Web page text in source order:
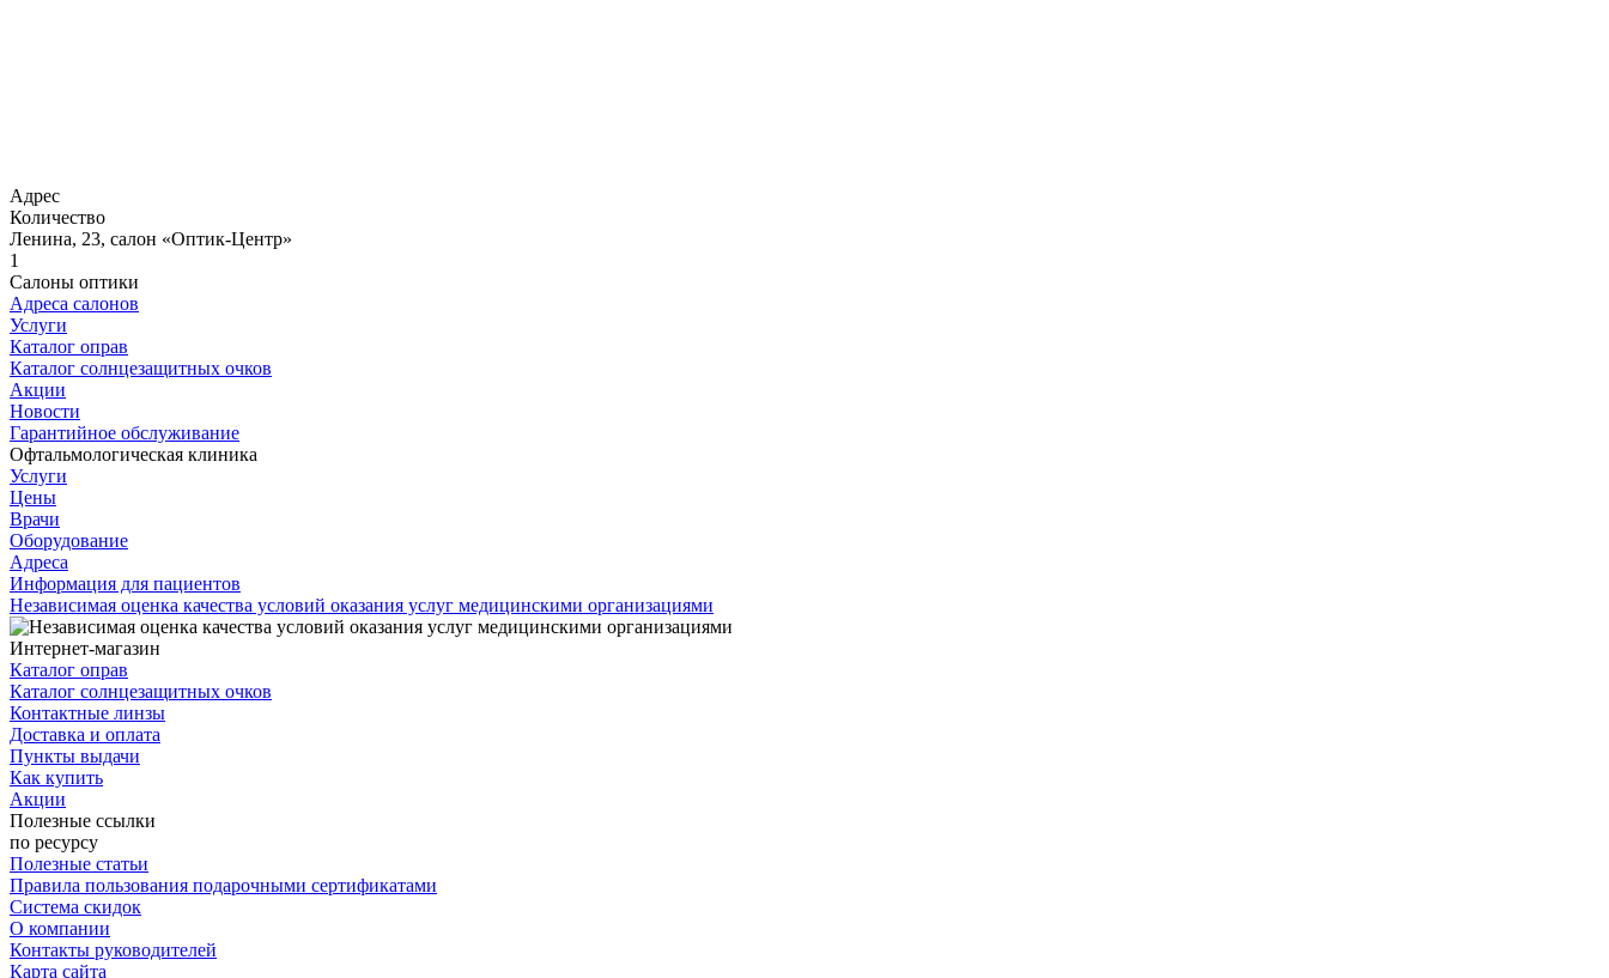
Адрес
Количество
Ленина, 23, салон «Оптик-Центр»
1
Салоны оптики
Адреса салонов
Услуги
Каталог оправ
Каталог солнцезащитных очков
Акции
Новости
Гарантийное обслуживание
Офтальмологическая клиника
Услуги
Цены
Врачи
Оборудование
Адреса
Информация для пациентов
Независимая оценка качества условий оказания услуг медицинскими организациями
Интернет-магазин
Каталог оправ
Каталог солнцезащитных очков
Контактные линзы
Доставка и оплата
Пункты выдачи
Как купить
Акции
Полезные ссылки
по ресурсу
Полезные статьи
Правила пользования подарочными сертификатами
Система скидок
О компании
Контакты руководителей
Карта сайта